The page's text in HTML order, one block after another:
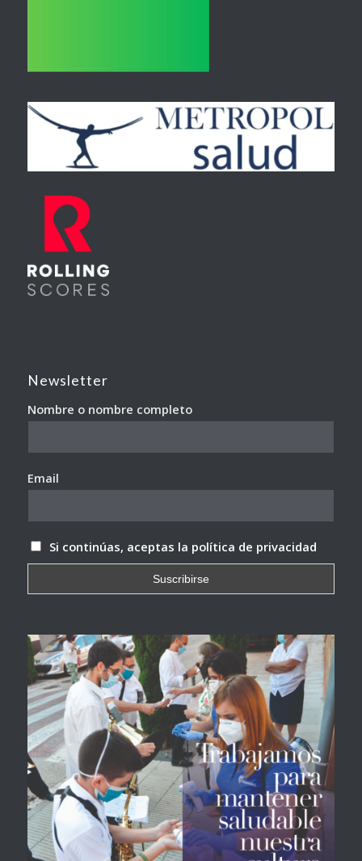
Newsletter
Nombre o nombre completo
Email
Si continúas, aceptas la política de privacidad